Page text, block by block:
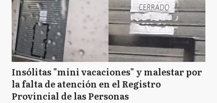
Insólitas "mini vacaciones" y malestar por
la falta de atención en el Registro
Provincial de las Personas